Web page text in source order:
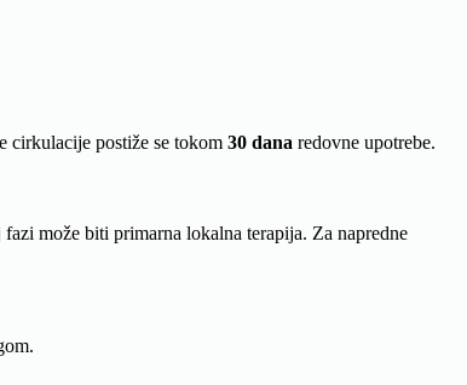
cirkulacije postiže se tokom 30 dana redovne upotrebe.
može biti primarna lokalna terapija. Za napredne